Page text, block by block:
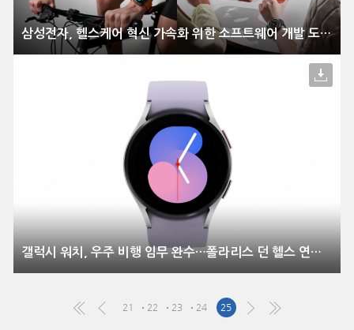
삼성전자, 헬스케어 혁신 가속화 위한 소프트웨어 개발 도구 공개
갤럭시 워치, 우주 비행 임무 완수…폴라리스 던 헬스 연구 지원
21 22 23 24 25